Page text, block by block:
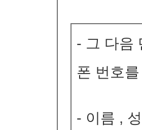
- 그 다음
폰 번호
- 이름 ,